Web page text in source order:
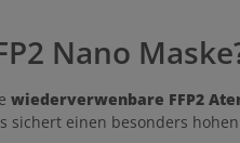
Nano
wiederverwenbare FFP2
sichert einen besonders